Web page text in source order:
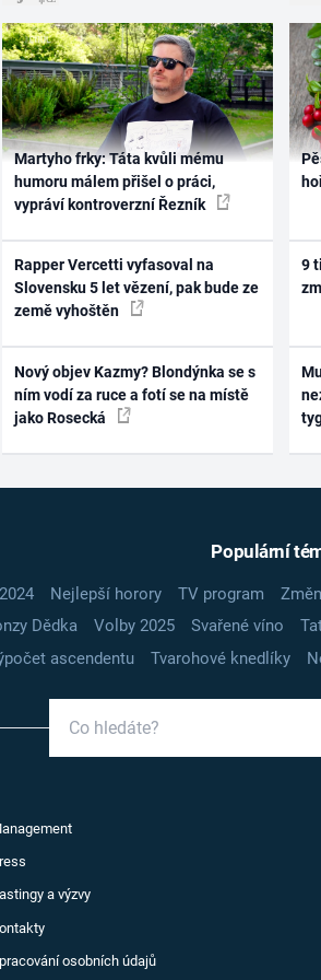
Martyho frky: Táta kvůli mému
humoru málem přišel o práci,
vypráví kontroverzní Řezník
Rapper Vercetti vyfasoval na
Slovensku 5 let vězení, pak bude ze
země vyhoštěn
Nový objev Kazmy? Blondýnka se s
ním vodí za ruce a fotí se na místě
jako Rosecká
9
Populární
Nejlepší horory TV program
Dědka Volby 2025 Svařené víno
ascendentu
Tvarohové knedlíky
a výzvy
osobních údajů